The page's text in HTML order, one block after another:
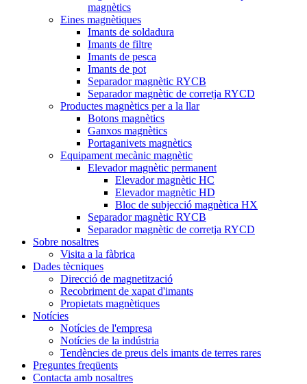
magnètics
Eines magnètiques
Imants de soldadura
Imants de filtre
Imants de pesca
Imants de pot
Separador magnètic RYCB
Separador magnètic de corretja RYCD
Productes magnètics per a la llar
Botons magnètics
Ganxos magnètics
Portaganivets magnètics
Equipament mecànic magnètic
Elevador magnètic permanent
Elevador magnètic HC
Elevador magnètic HD
Bloc de subjecció magnètica HX
Separador magnètic RYCB
Separador magnètic de corretja RYCD
Sobre nosaltres
Visita a la fàbrica
Dades tècniques
Direcció de magnetització
Recobriment de xapat d'imants
Propietats magnètiques
Notícies
Notícies de l'empresa
Notícies de la indústria
Tendències de preus dels imants de terres rares
Preguntes freqüents
Contacta amb nosaltres